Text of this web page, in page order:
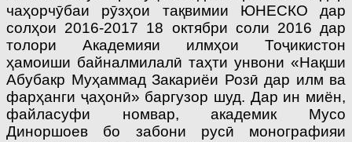
чаҳорчӯбаи рӯзҳои тақвимии ЮНЕСКО дар
солҳои 2016-2017 18 октябри соли 2016 дар
толори Академияи илмҳои Тоҷикистон
ҳамоиши байналмилалӣ таҳти унвони «Нақши
Абубакр Муҳаммад Закариёи Розӣ дар илм ва
фарҳанги ҷаҳонӣ» баргузор шуд. Дар ин миён,
файласуфи номвар, академик Мусо
Диноршоев бо забони русӣ монографияи